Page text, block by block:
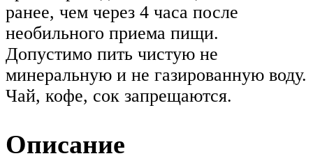
ранее, чем через 4 часа после
необильного приема пищи.
Допустимо пить чистую не
минеральную и не газированную воду.
Чай, кофе, сок запрещаются.
Описание